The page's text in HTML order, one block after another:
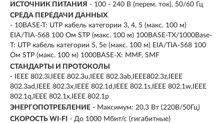
ИСТОЧНИК ПИТАНИЯ - 100 - 240 В (перем. ток), 50/60 Гц
СРЕДА ПЕРЕДАЧИ ДАННЫХ
- 10BASE-T: UTP кабель категории 3, 4, 5 (макс. 100 м)
EIA/TIA-568 100 Ом STP (макс. 100 м) 100BASE-TX/1000Base-
T: UTP кабель категории 5, 5e (макс. 100 м) EIA/TIA-568 100
Ом STP (макс. 100 м) 1000BASE-X: MMF, SMF
СТАНДАРТЫ И ПРОТОКОЛЫ
- IEEE 802.3i,IEEE 802.3u,IEEE 802.3ab,IEEE802.3z,IEEE
802.3ad,IEEE 802.3x,IEEE 802.1d,IEEE 802.1s,IEEE 802.1w,IEEE
802.1q,IEEE 802.1x,IEEE 802.1p
ЭНЕРГОПОТРЕБЛЕНИЕ - Максимум: 20,3 Вт (220В/50Гц)
СКОРОСТЬ WI-FI
- До 1000 Мбит/с (гигабитные)